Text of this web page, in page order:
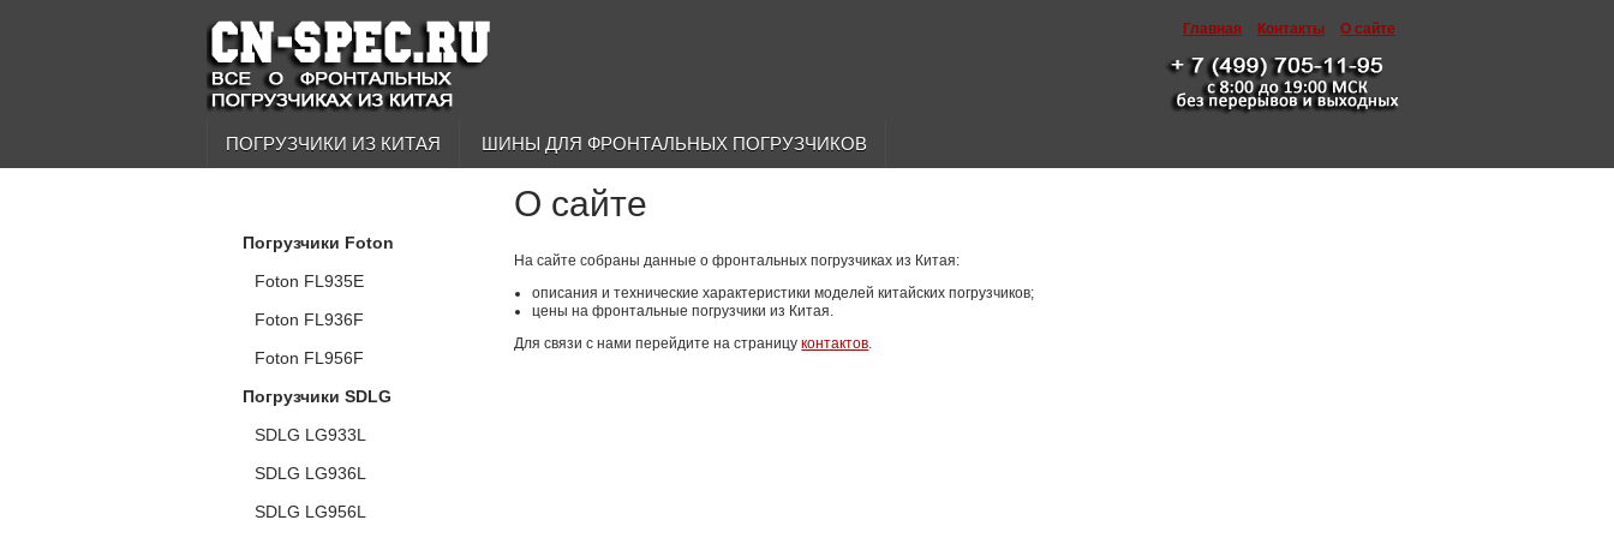
Главная Контакты О сайте
ПОГРУЗЧИКИ ИЗ КИТАЯ ШИНЫ ДЛЯ ФРОНТАЛЬНЫХ ПОГРУЗЧИКОВ
Погрузчики Foton
Foton FL935E
Foton FL936F
Foton FL956F
Погрузчики SDLG
SDLG LG933L
SDLG LG936L
SDLG LG956L
О сайте
На сайте собраны данные о фронтальных погрузчиках из Китая:
описания и технические характеристики моделей китайских погрузчиков;
цены на фронтальные погрузчики из Китая.
Для связи с нами перейдите на страницуконтактов.